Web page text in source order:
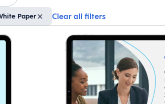
Paper Clear all filters